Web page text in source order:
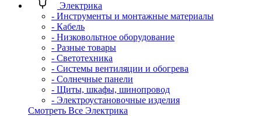
Электрика
- Инструменты и монтажные материалы
- Кабель
- Низковольтное оборудование
- Разные товары
- Светотехника
- Системы вентиляции и обогрева
- Солнечные панели
- Щиты, шкафы, шинопровод
- Электроустановочные изделия
Смотреть Все Электрика